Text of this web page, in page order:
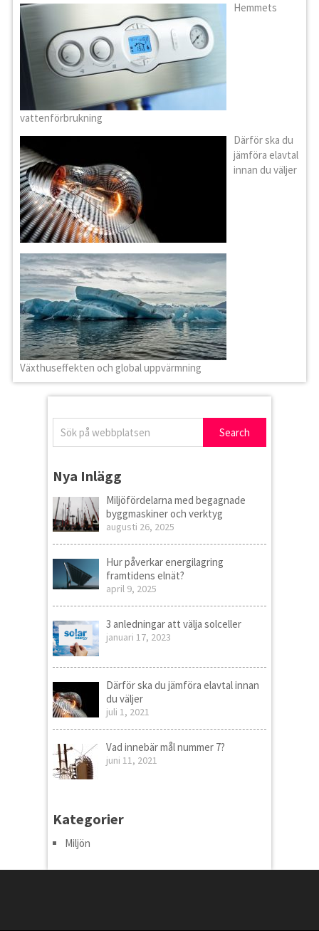
Hemmets
vattenförbrukning
Därför ska du
jämföra elavtal
innan du väljer
Växthuseffekten och global uppvärmning
Nya Inlägg
Miljöfördelarna med begagnade
byggmaskiner och verktyg
augusti 26, 2025
Hur påverkar energilagring
framtidens elnät?
april 9, 2025
3 anledningar att välja solceller
januari 17, 2023
Därför ska du jämföra elavtal innan
du väljer
juli 1, 2021
Vad innebär mål nummer 7?
juni 11, 2021
Kategorier
Miljön